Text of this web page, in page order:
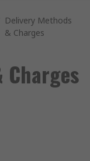
Delivery Methods
& Charges
Charges